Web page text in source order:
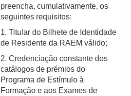
preencha, cumulativamente, os
seguintes requisitos:
1. Titular do Bilhete de Identidade
de Residente da RAEM válido;
2. Credenciação constante dos
catálogos de prémios do
Programa de Estímulo à
Formação e aos Exames de